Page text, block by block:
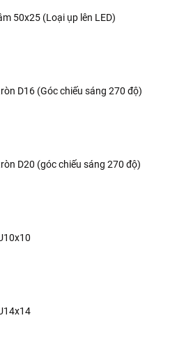
50x25 (Loại ụp lên LED)
D16 (Góc chiếu sáng 270 độ)
D20 (góc chiếu sáng 270 độ)